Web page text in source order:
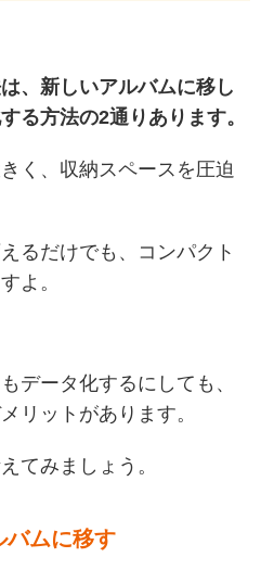
、新しいアルバムに移し
る方法の2通りあります。
く、収納スペースを圧迫
るだけでも、コンパクト
よ。
データ化するにしても、
リットがあります。
てみましょう。
バムに移す